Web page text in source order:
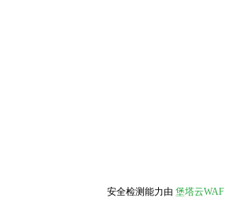
安全检测能力由 堡塔云WAF